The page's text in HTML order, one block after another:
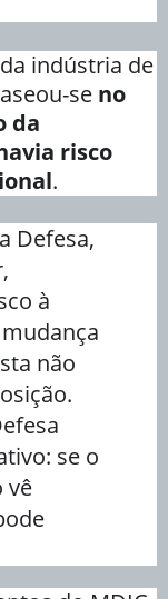
indústria de
se no
da
risco
.
Defesa,
à
não
se o
vê